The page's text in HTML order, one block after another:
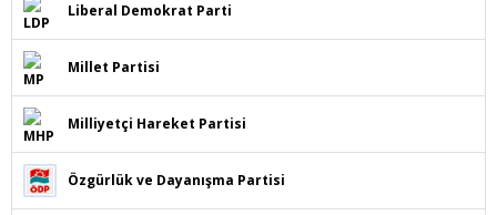
Liberal Demokrat Parti
Millet Partisi
Milliyetçi Hareket Partisi
Özgürlük ve Dayanışma Partisi